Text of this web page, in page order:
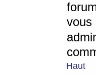
vous
Haut